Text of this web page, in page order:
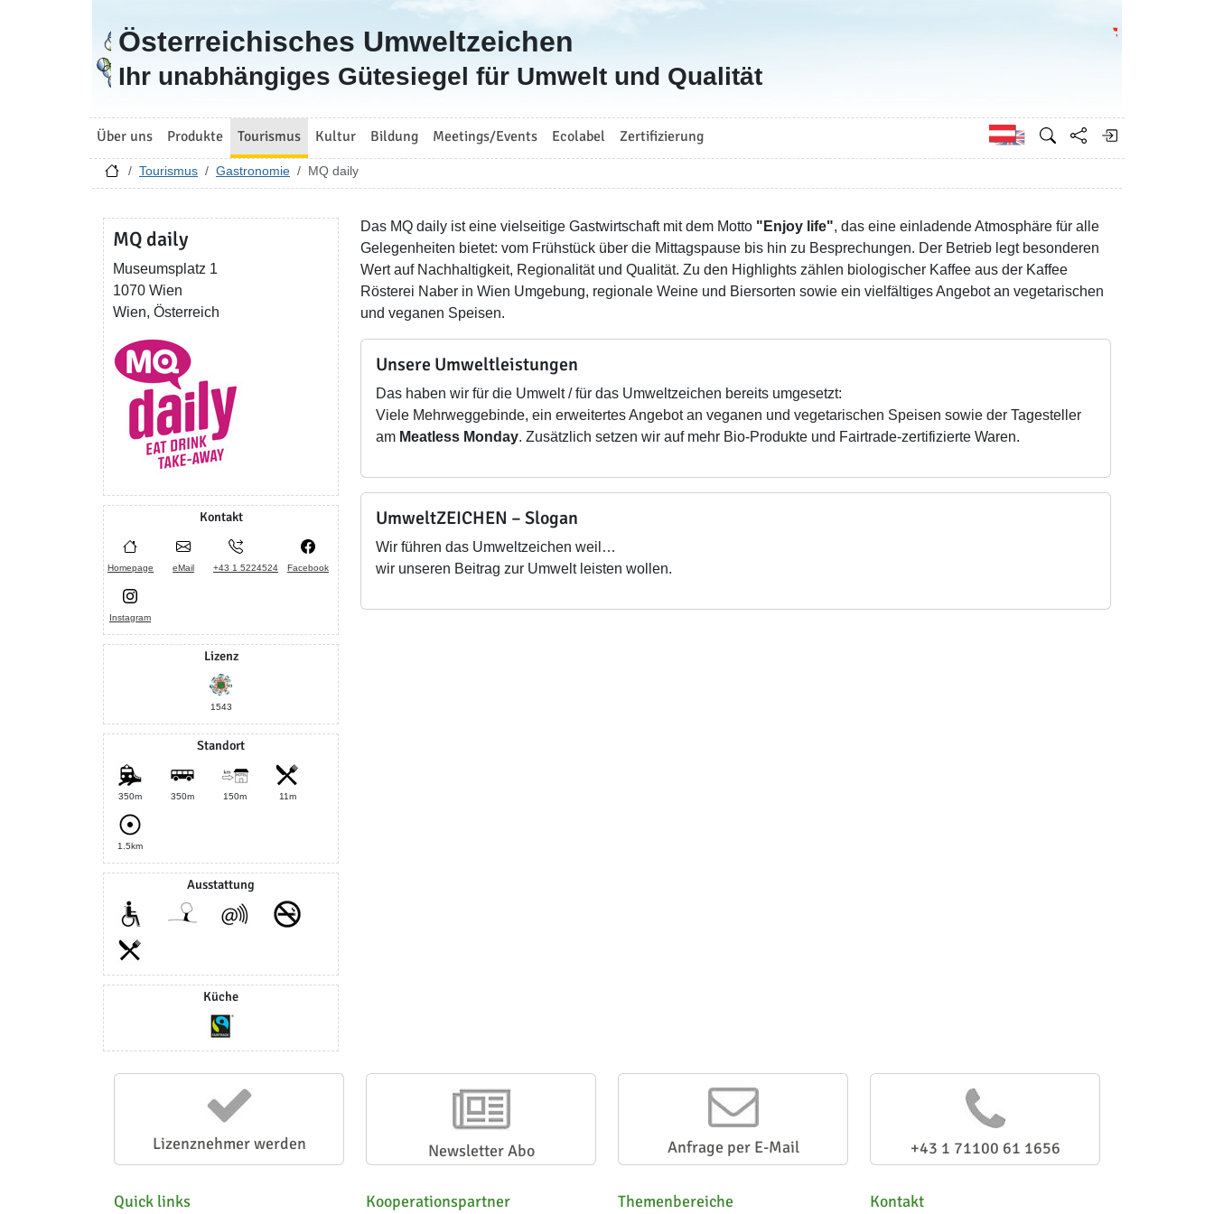
Zur Startseite
Österreichisches Umweltzeichen
Ihr unabhängiges Gütesiegel für Umwelt und Qualität
Über uns Produkte Tourismus Kultur Bildung Meetings/Events Ecolabel Zertifizierung Englisch
Tourismus Gastronomie MQ daily
MQ daily
Museumsplatz 1
1070 Wien
Wien, Österreich
Kontakt
Homepage eMail +43 1 5224524 Facebook
Instagram
Lizenz
1543
Standort
350m 350m 150m 11m
1.5km
Ausstattung
Küche
Das MQ daily ist eine vielseitige Gastwirtschaft mit dem Motto "Enjoy life", das eine einladende Atmosphäre für alle
Gelegenheiten bietet: vom Frühstück über die Mittagspause bis hin zu Besprechungen. Der Betrieb legt besonderen
Wert auf Nachhaltigkeit, Regionalität und Qualität. Zu den Highlights zählen biologischer Kaffee aus der Kaffee
Rösterei Naber in Wien Umgebung, regionale Weine und Biersorten sowie ein vielfältiges Angebot an vegetarischen
und veganen Speisen.
Unsere Umweltleistungen
Das haben wir für die Umwelt / für das Umweltzeichen bereits umgesetzt:
Viele Mehrweggebinde, ein erweitertes Angebot an veganen und vegetarischen Speisen sowie der Tagesteller
am Meatless Monday. Zusätzlich setzen wir auf mehr Bio-Produkte und Fairtrade-zertifizierte Waren.
UmweltZEICHEN – Slogan
Wir führen das Umweltzeichen weil…
wir unseren Beitrag zur Umwelt leisten wollen.
Lizenznehmer werden Newsletter Abo Anfrage per E-Mail +43 1 71100 61 1656
Quick links Kooperationspartner Themenbereiche Kontakt